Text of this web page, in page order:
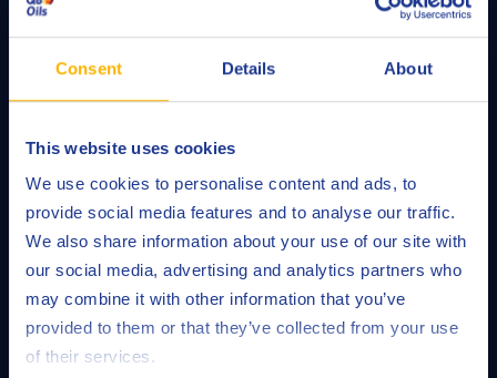
Consent Details About
This website uses cookies
We use cookies to personalise content and ads, to
provide social media features and to analyse our traffic.
We also share information about your use of our site with
our social media, advertising and analytics partners who
may combine it with other information that you’ve
provided to them or that they’ve collected from your use
of their services.
ЧИТАТЬ ДАЛЕЕ
Обучение и техническая поддержка